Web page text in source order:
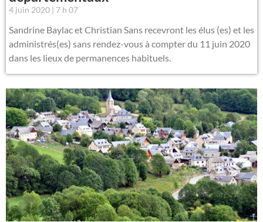
4 juin 2020 7 h 07
Sandrine Baylac et Christian Sans recevront les élus (es) et les
administrés(es) sans rendez-vous à compter du 11 juin 2020
dans les lieux de permanences habituels.